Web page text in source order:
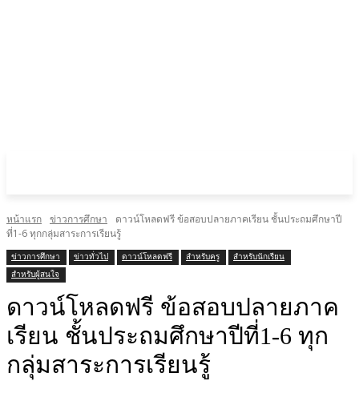
หน้าแรก ข่าวการศึกษา
ดาวน์โหลดฟรี ข้อสอบปลายภาคเรียน ชั้นประถมศึกษาปี
ที่1-6 ทุกกลุ่มสาระการเรียนรู้
ข่าวการศึกษา ข่าวทั่วไป ดาวน์โหลดฟรี สำหรับครู
สำหรับนักเรียน
สำหรับผู้สนใจ
ดาวน์โหลดฟรี ข้อสอบปลายภาค
เรียน ชั้นประถมศึกษาปีที่1-6 ทุก
กลุ่มสาระการเรียนรู้